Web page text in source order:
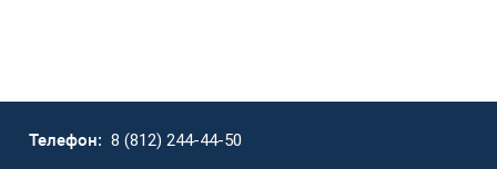
Телефон: 8 (812) 244-44-50